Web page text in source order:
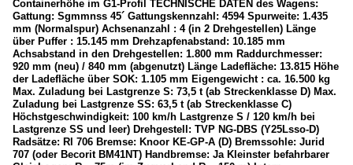
Containerhöhe im G1-Profil TECHNISCHE DATEN des Wagens:
Gattung: Sgmmnss 45´ Gattungskennzahl: 4594 Spurweite: 1.435
mm (Normalspur) Achsenanzahl : 4 (in 2 Drehgestellen) Länge
über Puffer : 15.145 mm Drehzapfenabstand: 10.185 mm
Achsabstand in den Drehgestellen: 1.800 mm Raddurchmesser:
920 mm (neu) / 840 mm (abgenutzt) Länge Ladefläche: 13.815 Höhe
der Ladefläche über SOK: 1.105 mm Eigengewicht : ca. 16.500 kg
Max. Zuladung bei Lastgrenze S: 73,5 t (ab Streckenklasse D) Max.
Zuladung bei Lastgrenze SS: 63,5 t (ab Streckenklasse C)
Höchstgeschwindigkeit: 100 km/h Lastgrenze S / 120 km/h bei
Lastgrenze SS und leer) Drehgestell: TVP NG-DBS (Y25Lsso-D)
Radsätze: Rl 706 Bremse: Knoor KE-GP-A (D) Bremssohle: Jurid
707 (oder Becorit BM41NT) Handbremse: Ja Kleinster befahrbarer